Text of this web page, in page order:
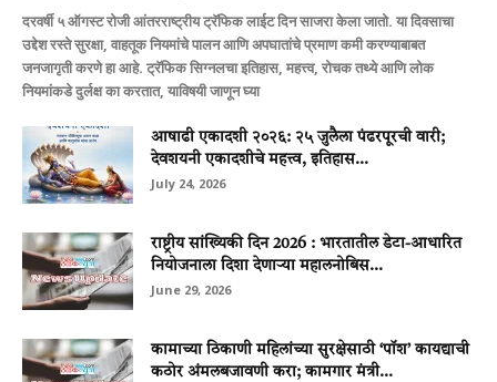
दरवर्षी ५ ऑगस्ट रोजी आंतरराष्ट्रीय ट्रॅफिक लाईट दिन साजरा केला जातो. या दिवसाचा
उद्देश रस्ते सुरक्षा, वाहतूक नियमांचे पालन आणि अपघातांचे प्रमाण कमी करण्याबाबत
जनजागृती करणे हा आहे. ट्रॅफिक सिग्नलचा इतिहास, महत्त्व, रोचक तथ्ये आणि लोक
नियमांकडे दुर्लक्ष का करतात, याविषयी जाणून घ्या
आषाढी एकादशी २०२६: २५ जुलैला पंढरपूरची वारी;
देवशयनी एकादशीचे महत्त्व, इतिहास...
July 24, 2026
राष्ट्रीय सांख्यिकी दिन 2026 : भारतातील डेटा-आधारित
नियोजनाला दिशा देणाऱ्या महालनोबिस...
June 29, 2026
कामाच्या ठिकाणी महिलांच्या सुरक्षेसाठी ‘पॉश’ कायद्याची
कठोर अंमलबजावणी करा; कामगार मंत्री...